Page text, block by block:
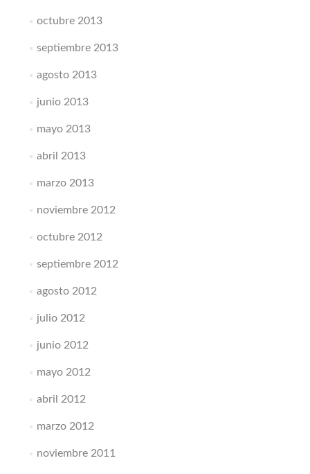
octubre 2013
septiembre 2013
agosto 2013
junio 2013
mayo 2013
abril 2013
marzo 2013
noviembre 2012
octubre 2012
septiembre 2012
agosto 2012
julio 2012
junio 2012
mayo 2012
abril 2012
marzo 2012
noviembre 2011